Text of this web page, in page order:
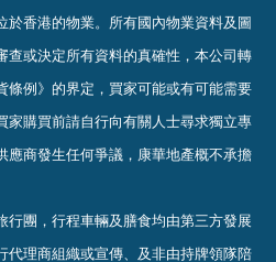
香港的物業。 所有國內物業資料及圖
查或決定所有資料的真確性 ， 本公司轉
條例》的界定，買家可能或有可能需要
家購買前請自行向有關人士尋求獨立專
應商發生任何爭議，康華地產概不承擔
行團，行程車輛及膳食均由第三方發展
代理商組織或宣傳、及非由持牌領隊陪